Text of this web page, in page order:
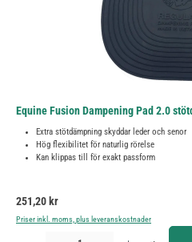
Equine Fusion Dampening Pad 2.0
Extra stötdämpning skyddar leder och senor
Hög flexibilitet för naturlig rörelse
Kan klippas till för exakt passform
Ordinarie pris:
251,20 kr
Priser inkl. moms, plus leveranskostnader
Produktkvantitet: Ange önskat belopp eller